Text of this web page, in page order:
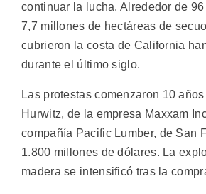
continuar la lucha. Alrededor de
7,7 millones de hectáreas de
cubrieron la costa de California
durante el último siglo.
Las protestas comenzaron 10
Hurwitz, de la empresa Maxxam
compañía Pacific Lumber, de San
1.800 millones de dólares. La
madera se intensificó tras la